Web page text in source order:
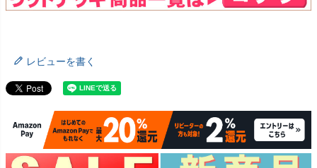
レビューを書く